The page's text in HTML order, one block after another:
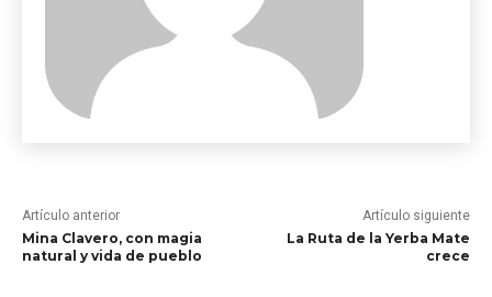
Artículo anterior
Mina Clavero, con magia
natural y vida de pueblo
Artículo siguiente
La Ruta de la Yerba Mate
crece